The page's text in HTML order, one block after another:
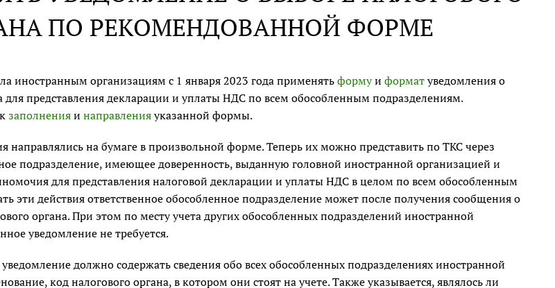
ПО РЕКОМЕНДОВАННОЙ ФОРМЕ
иностранным организациям с 1 января 2023 года применять формуи форматуведомления о
для представления декларации и уплаты НДС по всем обособленным подразделениям.
заполненияи направленияуказанной формы.
направлялись на бумаге в произвольной форме. Теперь их можно представить по ТКС через
подразделение, имеющее доверенность, выданную головной иностранной организацией и
для представления налоговой декларации и уплаты НДС в целом по всем обособленным
эти действия ответственное обособленное подразделение может после получения сообщения о
органа. При этом по месту учета других обособленных подразделений иностранной
уведомление не требуется.
должно содержать сведения обо всех обособленных подразделениях иностранной
код налогового органа, в котором они стоят на учете. Также указывается, являлось ли